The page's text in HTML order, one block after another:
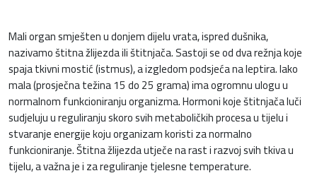
Mali organ smješten u donjem dijelu vrata, ispred dušnika,
nazivamo štitna žlijezda ili štitnjača. Sastoji se od dva režnja koje
spaja tkivni mostić (istmus), a izgledom podsjeća na leptira. Iako
mala (prosječna težina 15 do 25 grama) ima ogromnu ulogu u
normalnom funkcioniranju organizma. Hormoni koje štitnjača luči
sudjeluju u reguliranju skoro svih metaboličkih procesa u tijelu i
stvaranje energije koju organizam koristi za normalno
funkcioniranje. Štitna žlijezda utječe na rast i razvoj svih tkiva u
tijelu, a važna je i za reguliranje tjelesne temperature.